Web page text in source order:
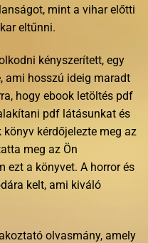
mint a vihar előtti
eltűnni.
kényszerített, egy
ami hosszú ideig maradt
hogy ebook letöltés pdf
pdf látásunkat és
kérdőjelezte meg az
meg az Ön
ezt a könyvet. A horror és
kelt, ami kiváló
olvasmány, amely